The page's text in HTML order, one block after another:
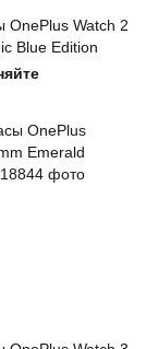
OnePlus Watch 2
Blue Edition